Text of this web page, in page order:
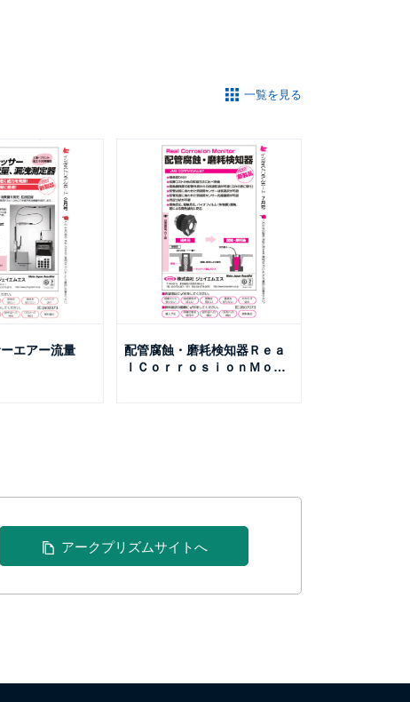
一覧を見る
ーエアー流量
配管腐蝕・磨耗検知器Ｒｅａ
ｌＣｏｒｒｏｓｉｏｎＭｏ …
アークプリズムサイトへ